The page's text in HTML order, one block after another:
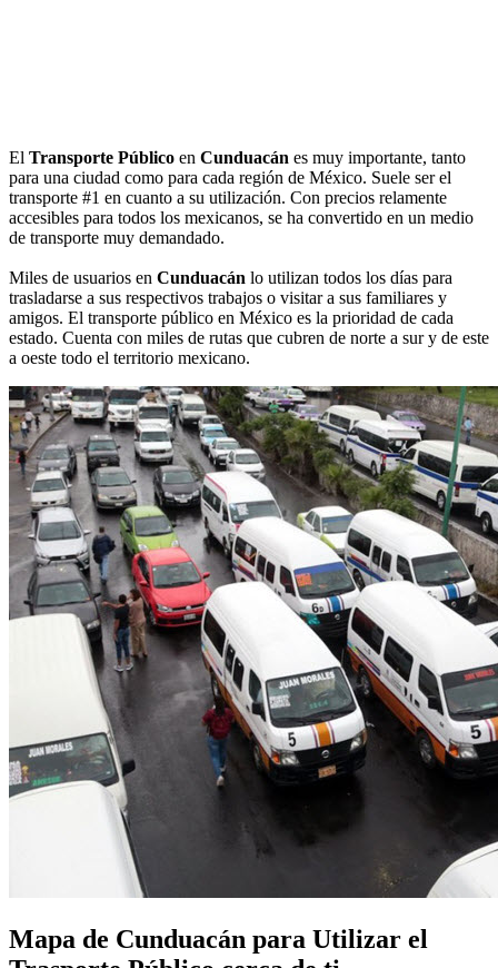
El Transporte Público en Cunduacán es muy importante, tanto
para una ciudad como para cada región de México. Suele ser el
transporte #1 en cuanto a su utilización. Con precios relamente
accesibles para todos los mexicanos, se ha convertido en un medio
de transporte muy demandado.
Miles de usuarios en Cunduacán lo utilizan todos los días para
trasladarse a sus respectivos trabajos o visitar a sus familiares y
amigos. El transporte público en México es la prioridad de cada
estado. Cuenta con miles de rutas que cubren de norte a sur y de este
a oeste todo el territorio mexicano.
Mapa de Cunduacán para Utilizar el